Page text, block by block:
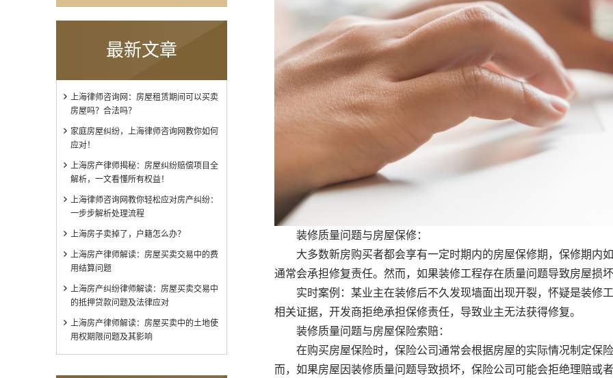
最新文章
上海律师咨询网：房屋租赁期间可以买卖
房屋吗？合法吗？
家庭房屋纠纷，上海律师咨询网教你如何
应对！
上海房产律师揭秘：房屋纠纷赔偿项目全
解析，一文看懂所有权益！
上海律师咨询网教你轻松应对房产纠纷：
一步步解析处理流程
上海房子卖掉了，户籍怎么办？
上海房产律师解读：房屋买卖交易中的费
用结算问题
上海房产纠纷律师解读：房屋买卖交易中
的抵押贷款问题及法律应对
上海房产律师解读：房屋买卖中的土地使
用权期限问题及其影响
装修质量问题与房屋保修：
大多数新房购买者都会享有一定时期内的房屋保修期，保修期内
通常会承担修复责任。然而，如果装修工程存在质量问题导致房屋损
实时案例：某业主在装修后不久发现墙面出现开裂，怀疑是装修
相关证据，开发商拒绝承担保修责任，导致业主无法获得修复。
装修质量问题与房屋保险索赔：
在购买房屋保险时，保险公司通常会根据房屋的实际情况制定保
而，如果房屋因装修质量问题导致损坏，保险公司可能会拒绝理赔或